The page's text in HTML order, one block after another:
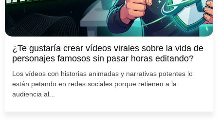
¿Te gustaría crear vídeos virales sobre la vida de
personajes famosos sin pasar horas editando?
Los vídeos con historias animadas y narrativas potentes lo
están petando en redes sociales porque retienen a la
audiencia al...